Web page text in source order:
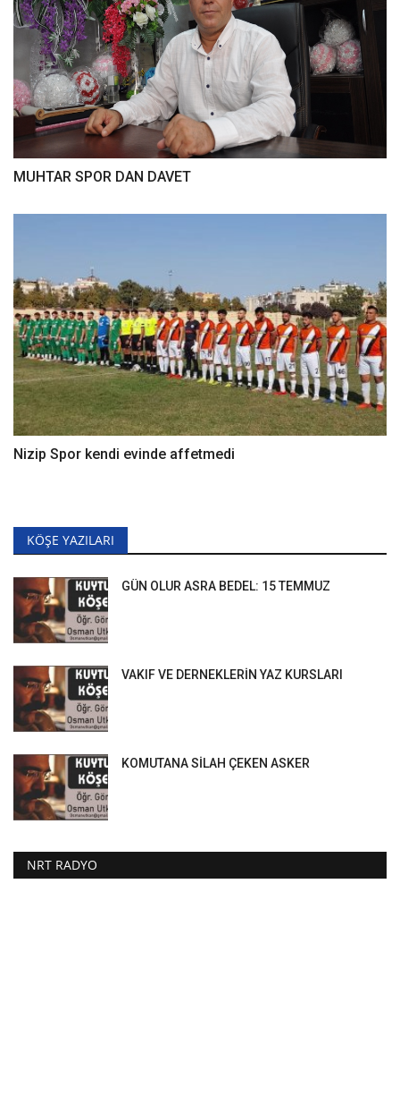
MUHTAR SPOR DAN DAVET
Nizip Spor kendi evinde affetmedi
KÖŞE YAZILARI
GÜN OLUR ASRA BEDEL: 15 TEMMUZ
VAKIF VE DERNEKLERİN YAZ KURSLARI
KOMUTANA SİLAH ÇEKEN ASKER
NRT RADYO